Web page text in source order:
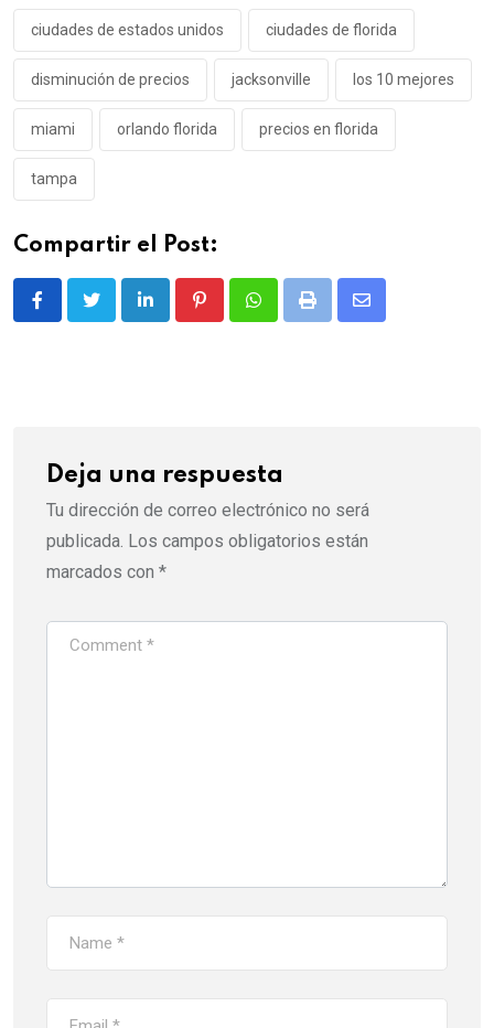
ciudades de estados unidos ciudades de florida
disminución de precios jacksonville los 10 mejores
miami orlando florida precios en florida
tampa
Compartir el Post:
LinkedIn PinterestWhatsappPrint
Share
Deja una respuesta
Tu dirección de correo electrónico no será
publicada. Los campos obligatorios están
marcados con *